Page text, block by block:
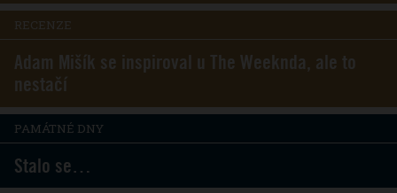
RECENZE
Adam Mišík se inspiroval u The Weeknda, ale to
nestačí
PAMÁTNÉ DNY
Stalo se…